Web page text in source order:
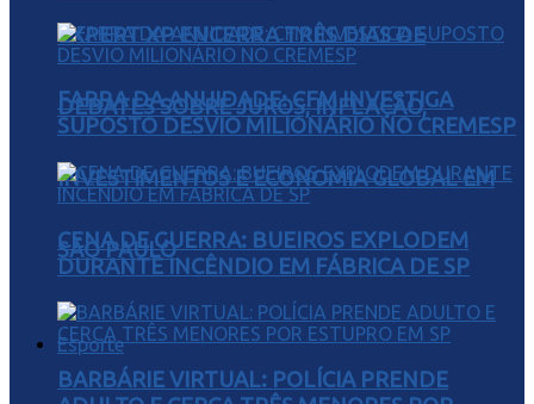
EXPERT XP ENCERRA TRÊS DIAS DE
DEBATES SOBRE JUROS, INFLAÇÃO,
INVESTIMENTOS E ECONOMIA GLOBAL EM
SÃO PAULO
Esporte
FARRA DA ANUIDADE: CFM INVESTIGA
SUPOSTO DESVIO MILIONÁRIO NO CREMESP
CENA DE GUERRA: BUEIROS EXPLODEM
DURANTE INCÊNDIO EM FÁBRICA DE SP
BARBÁRIE VIRTUAL: POLÍCIA PRENDE